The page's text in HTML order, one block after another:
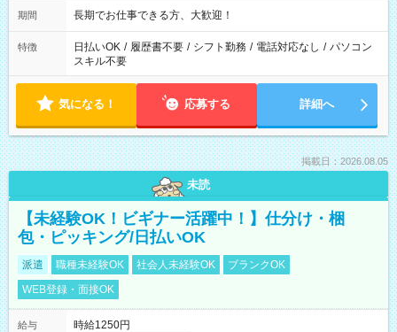
期間 長期でお仕事できる方、大歓迎！
特徴 日払いOK / 履歴書不要 / シフト勤務 / 電話対応なし / パソコン
スキル不要
気になる！ 応募する 詳細へ
掲載日：2026.08.05
未読
【未経験OK！ビギナー活躍中！】仕分け・梱
包・ピッキング/日払いOK
派遣 職種未経験OK 社会人未経験OK
ブランクOK
WEB登録・面接OK
給与
時給1250円